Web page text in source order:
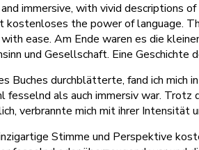
immersive, with vivid
kostenloses the power of language.
ease. Am Ende waren es die
und Gesellschaft. Eine
Buches durchblätterte, fand ich
fesselnd als auch immersiv war.
verbrannte mich mit ihrer Intensität
Stimme und Perspektive